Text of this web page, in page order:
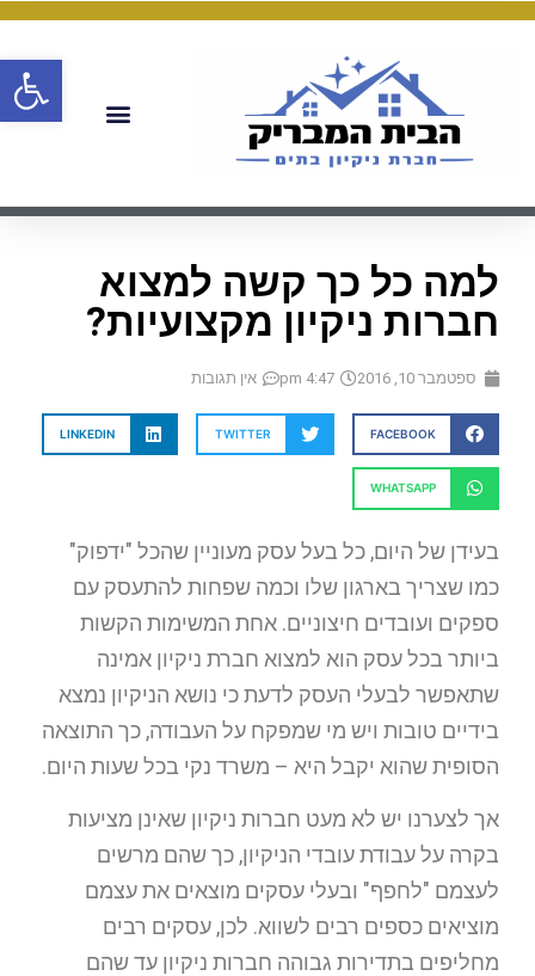
למה כל כך קשה למצוא
חברות ניקיון מקצועיות?
ספטמבר 10, 2016 4:47 pm אין תגובות
FACEBOOK
TWITTER
LINKEDIN
WHATSAPP
בעידן של היום, כל בעל עסק מעוניין שהכל "ידפוק"
כמו שצריך בארגון שלו וכמה שפחות להתעסק עם
ספקים ועובדים חיצוניים. אחת המשימות הקשות
ביותר בכל עסק הוא למצוא חברת ניקיון אמינה
שתאפשר לבעלי העסק לדעת כי נושא הניקיון נמצא
בידיים טובות ויש מי שמפקח על העבודה, כך התוצאה
הסופית שהוא יקבל היא – משרד נקי בכל שעות היום.
אך לצערנו יש לא מעט חברות ניקיון שאינן מציעות
בקרה על עבודת עובדי הניקיון, כך שהם מרשים
לעצמם "לחפף" ובעלי עסקים מוצאים את עצמם
מוציאים כספים רבים לשווא. לכן, עסקים רבים
מחליפים בתדירות גבוהה חברות ניקיון עד שהם